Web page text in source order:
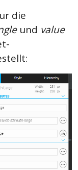
die
und value